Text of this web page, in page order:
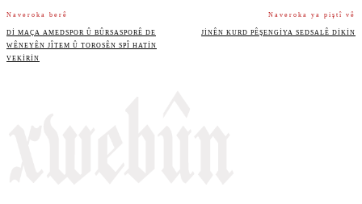
Naveroka berê
DI MAÇA AMEDSPOR Û BÛRSASPORÊ DE
WÊNEYÊN JÎTEM Û TOROSÊN SPÎ HATIN
VEKIRIN
Naveroka ya piştî vê
JINÊN KURD PÊŞENGIYA SEDSALÊ DIKIN